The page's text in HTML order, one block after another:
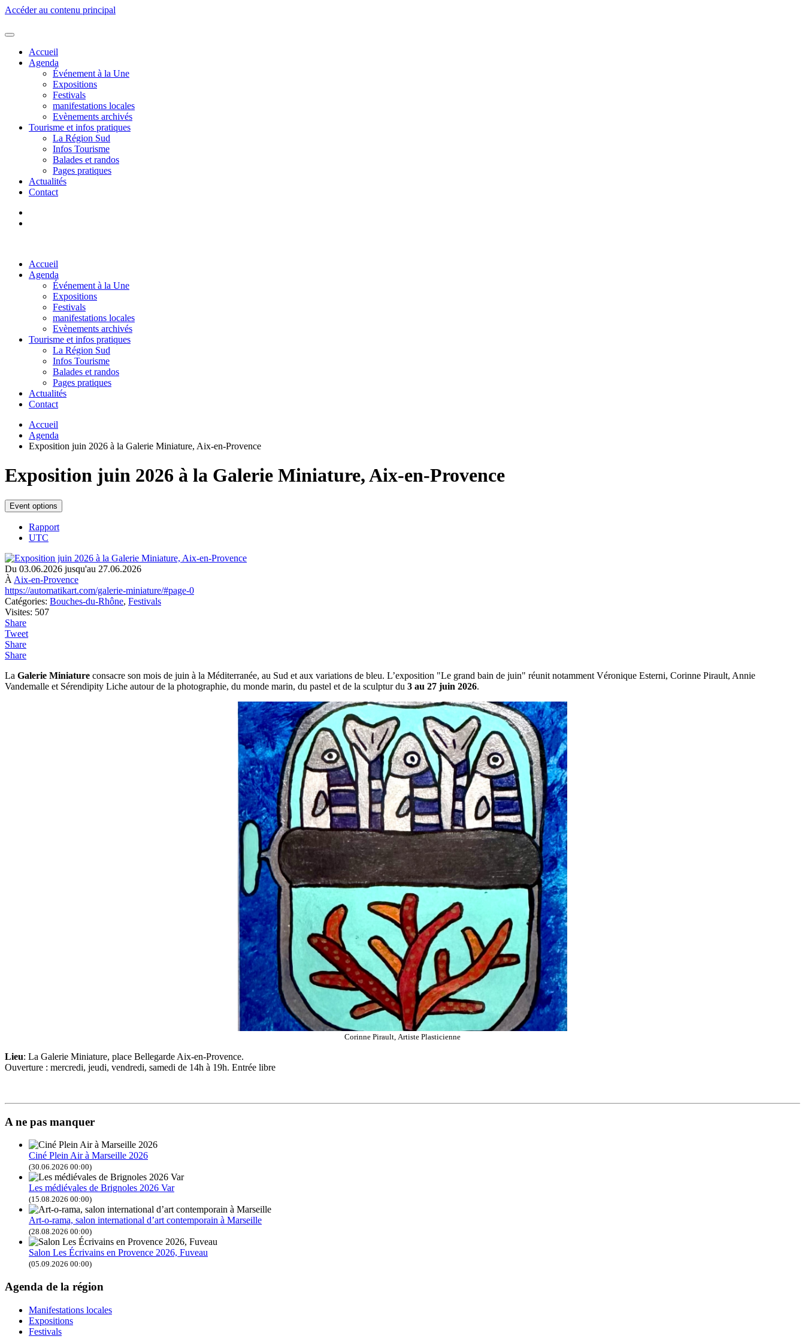
Accéder au contenu principal
Accueil
Agenda
Événement à la Une
Expositions
Festivals
manifestations locales
Evènements archivés
Tourisme et infos pratiques
La Région Sud
Infos Tourisme
Balades et randos
Pages pratiques
Actualités
Contact
Accueil
Agenda
Événement à la Une
Expositions
Festivals
manifestations locales
Evènements archivés
Tourisme et infos pratiques
La Région Sud
Infos Tourisme
Balades et randos
Pages pratiques
Actualités
Contact
Accueil
Agenda
Exposition juin 2026 à la Galerie Miniature, Aix-en-Provence
Exposition juin 2026 à la Galerie Miniature, Aix-en-Provence
Event options
Rapport
UTC
Du 03.06.2026 jusqu'au 27.06.2026
À Aix-en-Provence
https://automatikart.com/galerie-miniature/#page-0
Catégories: Bouches-du-Rhône, Festivals
Visites: 507
Share
Tweet
Share
Share
La Galerie Miniature consacre son mois de juin à la Méditerranée, au Sud et aux variations de bleu. L’exposition "Le grand bain de juin" réunit notamment Véronique Esterni, Corinne Pirault, Annie
Vandemalle et Sérendipity Liche autour de la photographie, du monde marin, du pastel et de la sculptur du 3 au 27 juin 2026.
Corinne Pirault, Artiste Plasticienne
Lieu: La Galerie Miniature, place Bellegarde Aix-en-Provence.
Ouverture : mercredi, jeudi, vendredi, samedi de 14h à 19h. Entrée libre
A ne pas manquer
Ciné Plein Air à Marseille 2026
(30.06.2026 00:00)
Les médiévales de Brignoles 2026 Var
(15.08.2026 00:00)
Art-o-rama, salon international d’art contemporain à Marseille
(28.08.2026 00:00)
Salon Les Écrivains en Provence 2026, Fuveau
(05.09.2026 00:00)
Agenda de la région
Manifestations locales
Expositions
Festivals